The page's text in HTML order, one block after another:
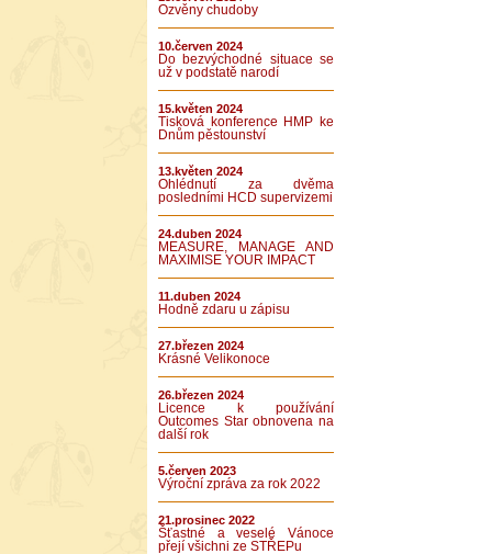
Ozvěny chudoby
10.červen 2024
Do bezvýchodné situace se
už v podstatě narodí
15.květen 2024
Tisková konference HMP ke
Dnům pěstounství
13.květen 2024
Ohlédnutí za dvěma
posledními HCD supervizemi
24.duben 2024
MEASURE, MANAGE AND
MAXIMISE YOUR IMPACT
11.duben 2024
Hodně zdaru u zápisu
27.březen 2024
Krásné Velikonoce
26.březen 2024
Licence k používání
Outcomes Star obnovena na
další rok
5.červen 2023
Výroční zpráva za rok 2022
21.prosinec 2022
Šťastné a veselé Vánoce
přejí všichni ze STŘEPu